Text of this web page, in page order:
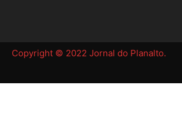
Copyright © 2022 Jornal do Planalto.